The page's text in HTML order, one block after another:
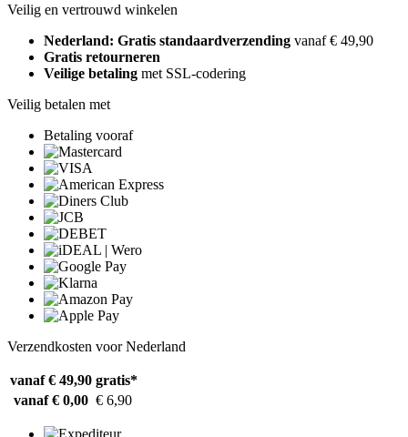
Veilig en vertrouwd winkelen
Nederland: Gratis standaardverzending vanaf € 49,90
Gratis retourneren
Veilige betaling met SSL-codering
Veilig betalen met
Betaling vooraf
Verzendkosten voor Nederland
vanaf € 49,90 gratis*
vanaf € 0,00 € 6,90